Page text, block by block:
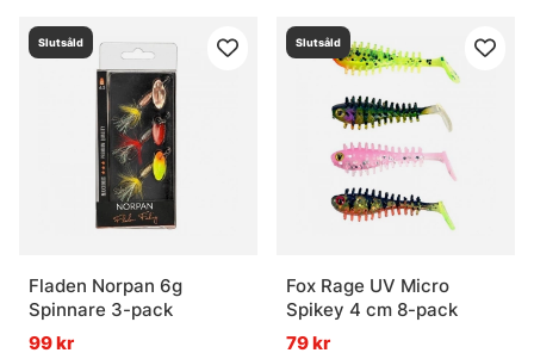
Slutsåld
Fladen Norpan 6g
Spinnare 3-pack
99 kr
Slutsåld
Fox Rage UV Micro
Spikey 4 cm 8-pack
79 kr